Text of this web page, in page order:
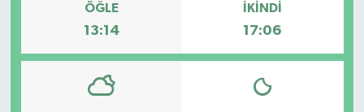
ÖĞLE
13:14
İKINDI
17:06
KÜLTÜR-SANAT
Magazin
ÖZEL HABER